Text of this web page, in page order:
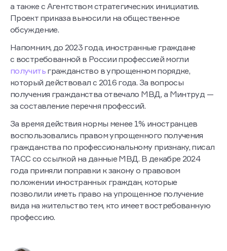
а также с Агентством стратегических инициатив.
Проект приказа выносили на общественное
обсуждение.
Напомним, до 2023 года, иностранные граждане
с востребованной в России профессией могли
получитьгражданство в упрощенном порядке,
который действовал с 2016 года. За вопросы
получения гражданства отвечало МВД, а Минтруд —
за составление перечня профессий.
За время действия нормы менее 1% иностранцев
воспользовались правом упрощенного получения
гражданства по профессиональному признаку, писал
ТАСС со ссылкой на данные МВД. В декабре 2024
года приняли поправки к закону о правовом
положении иностранных граждан, которые
позволили иметь право на упрощенное получение
вида на жительство тем, кто имеет востребованную
профессию.